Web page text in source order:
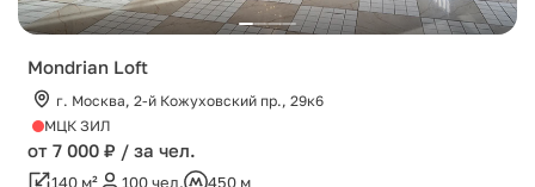
Mondrian Loft
г. Москва, 2-й Кожуховский пр., 29к6
МЦК ЗИЛ
от 7 000 ₽ / за чел.
140 м² 100 чел. 450 м